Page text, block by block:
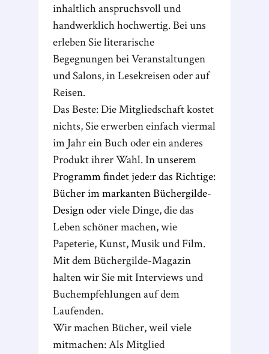
inhaltlich anspruchsvoll und
handwerklich hochwertig. Bei uns
erleben Sie literarische
Begegnungen bei Veranstaltungen
und Salons, in Lesekreisen oder auf
Reisen.
Das Beste: Die Mitgliedschaft kostet
nichts, Sie erwerben einfach viermal
im Jahr ein Buch oder ein anderes
Produkt ihrer Wahl. In unserem
Programm findet jede:r das Richtige:
Bücher im markanten Büchergilde-
Design oderviele Dinge, die das
Leben schöner machen, wie
Papeterie, Kunst, Musik und Film.
Mit dem Büchergilde-Magazin
halten wir Sie mit Interviews und
Buchempfehlungen auf dem
Laufenden.
Wir machen Bücher, weil viele
mitmachen: Als Mitglied